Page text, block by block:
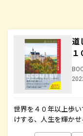
道
１
世界を４０年以上歩
けする、人生を輝か